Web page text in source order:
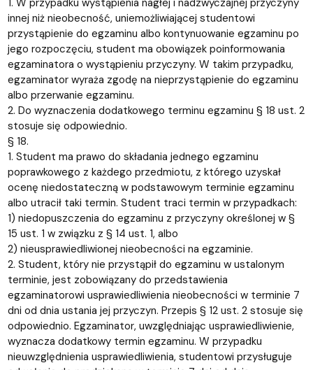
innej niż nieobecność, uniemożliwiającej studentowi
przystąpienie do egzaminu albo kontynuowanie egzaminu po
jego rozpoczęciu, student ma obowiązek poinformowania
egzaminatora o wystąpieniu przyczyny. W takim przypadku,
egzaminator wyraża zgodę na nieprzystąpienie do egzaminu
albo przerwanie egzaminu.
2. Do wyznaczenia dodatkowego terminu egzaminu § 18 ust. 2
stosuje się odpowiednio.
§ 18.
1. Student ma prawo do składania jednego egzaminu
poprawkowego z każdego przedmiotu, z którego uzyskał
ocenę niedostateczną w podstawowym terminie egzaminu
albo utracił taki termin. Student traci termin w przypadkach:
1) niedopuszczenia do egzaminu z przyczyny określonej w §
15 ust. 1 w związku z § 14 ust. 1, albo
2) nieusprawiedliwionej nieobecności na egzaminie.
2. Student, który nie przystąpił do egzaminu w ustalonym
terminie, jest zobowiązany do przedstawienia
egzaminatorowi usprawiedliwienia nieobecności w terminie 7
dni od dnia ustania jej przyczyn. Przepis § 12 ust. 2 stosuje się
odpowiednio. Egzaminator, uwzględniając usprawiedliwienie,
wyznacza dodatkowy termin egzaminu. W przypadku
nieuwzględnienia usprawiedliwienia, studentowi przysługuje